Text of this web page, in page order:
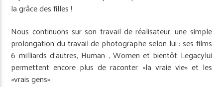
la grâce des filles !
Nous continuons sur son travail de réalisateur, une simple
prolongation du travail de photographe selon lui : ses films
6 milliards d’autres, Human , Women et bientôt Legacylui
permettent encore plus de raconter «la vraie vie» et les
«vrais gens».